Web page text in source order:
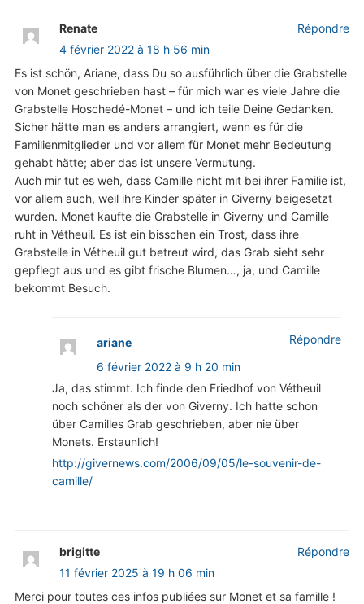
Renate
4 février 2022 à 18 h 56 min
Es ist schön, Ariane, dass Du so ausführlich über die Grabstelle
von Monet geschrieben hast – für mich war es viele Jahre die
Grabstelle Hoschedé-Monet – und ich teile Deine Gedanken.
Sicher hätte man es anders arrangiert, wenn es für die
Familienmitglieder und vor allem für Monet mehr Bedeutung
gehabt hätte; aber das ist unsere Vermutung.
Auch mir tut es weh, dass Camille nicht mit bei ihrer Familie ist,
vor allem auch, weil ihre Kinder später in Giverny beigesetzt
wurden. Monet kaufte die Grabstelle in Giverny und Camille
ruht in Vétheuil. Es ist ein bisschen ein Trost, dass ihre
Grabstelle in Vétheuil gut betreut wird, das Grab sieht sehr
gepflegt aus und es gibt frische Blumen…, ja, und Camille
bekommt Besuch.
Répondre
ariane
6 février 2022 à 9 h 20 min
Ja, das stimmt. Ich finde den Friedhof von Vétheuil
noch schöner als der von Giverny. Ich hatte schon
über Camilles Grab geschrieben, aber nie über
Monets. Erstaunlich!
http://givernews.com/2006/09/05/le-souvenir-de-
camille/
Répondre
brigitte
11 février 2025 à 19 h 06 min
Merci pour toutes ces infos publiées sur Monet et sa famille !
Répondre